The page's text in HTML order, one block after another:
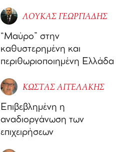
ΛΟΥΚΑΣ ΓΕΩΡΓΙΑΔΗΣ
“Μαύρο” στην
καθυστερημένη και
περιθωριοποιημένη Ελλάδα
ΚΩΣΤΑΣ ΑΓΓΕΛΑΚΗΣ
Επιβεβλημένη η
αναδιοργάνωση των
επιχειρήσεων